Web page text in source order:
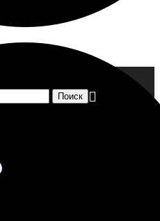
Поиск
краски из микрофибры (230
малярный для краски из
мм)